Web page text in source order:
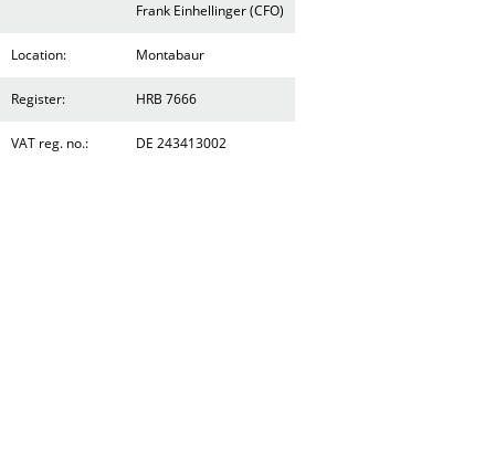
Frank Einhellinger (CFO)
Location: Montabaur
Register: HRB 7666
VAT reg. no.: DE 243413002